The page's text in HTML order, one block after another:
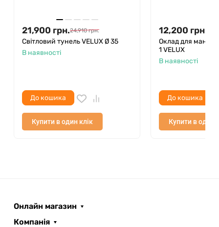
простий і швидкий монтаж зсередини.
21,900 грн.24,910 грн.
Світловий тунель VELUX Ø 35
В наявності
До кошика
Купити в один клік
12,200 грн.
Оклад для
1 VELUX
В наявності
До кошика
Купити в один
Онлайн магазин
Компанія